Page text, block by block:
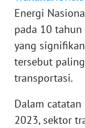
Energi
pada 10
yang
tersebut
transportasi.
Dalam
2023, sektor
KARIR
DISCLAIMER
Wahana
News
Regional